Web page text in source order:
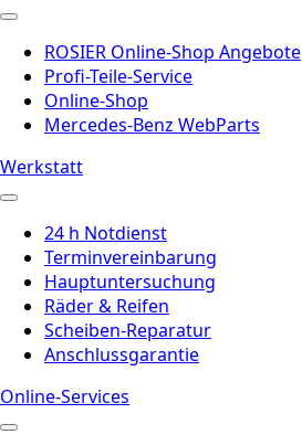
ROSIER Online-Shop Angebote
Profi-Teile-Service
Online-Shop
Mercedes-Benz WebParts
Werkstatt
24 h Notdienst
Terminvereinbarung
Hauptuntersuchung
Räder & Reifen
Scheiben-Reparatur
Anschlussgarantie
Online-Services